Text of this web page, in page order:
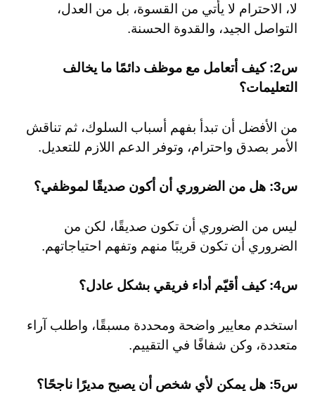
لا، الاحترام لا يأتي من القسوة، بل من العدل،
التواصل الجيد، والقدوة الحسنة.
س2: كيف أتعامل مع موظف دائمًا ما يخالف
التعليمات؟
من الأفضل أن تبدأ بفهم أسباب السلوك، ثم تناقش
الأمر بصدق واحترام، وتوفر الدعم اللازم للتعديل.
س3: هل من الضروري أن أكون صديقًا لموظفي؟
ليس من الضروري أن تكون صديقًا، لكن من
الضروري أن تكون قريبًا منهم وتفهم احتياجاتهم.
س4: كيف أقيّم أداء فريقي بشكل عادل؟
استخدم معايير واضحة ومحددة مسبقًا، واطلب آراء
متعددة، وكن شفافًا في التقييم.
س5: هل يمكن لأي شخص أن يصبح مديرًا ناجحًا؟